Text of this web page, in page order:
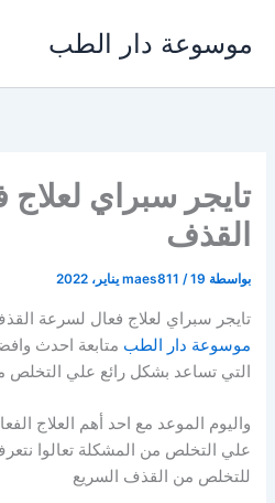
المحتوى
موسوعة دار الطب
تايجر سبراي
القذف
بواسطة maes811 /19 يناير، 2022
تايجر سبراي لعلاج فعال لسرعة
موسوعة دار الطب متابعة احدث
التي تساعد بشكل رائع علي التخلص
واليوم الموعد مع احد أهم العلاج
علي التخلص من المشكلة تعالوا
للتخلص من القذف السريع